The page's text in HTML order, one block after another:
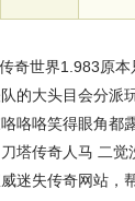
奇世界1.983原本
的大头目会分派
咯咯笑得眼角都
塔传奇人马 二
迷失传奇网站，